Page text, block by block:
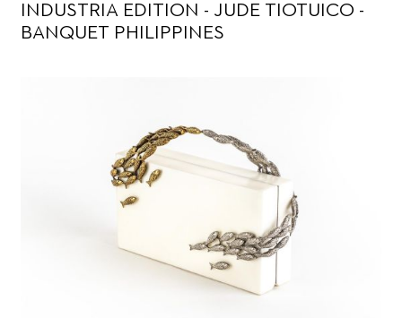
INDUSTRIA EDITION - JUDE TIOTUICO -
BANQUET PHILIPPINES